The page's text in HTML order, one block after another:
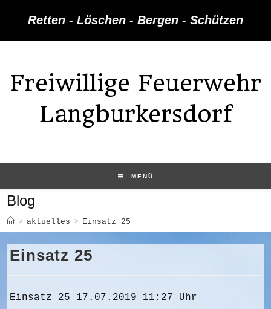
Retten - Löschen - Bergen - Schützen
Freiwillige Feuerwehr
Langburkersdorf
MENÜ
Blog
> aktuelles > Einsatz 25
Einsatz 25
Einsatz 25 17.07.2019 11:27 Uhr